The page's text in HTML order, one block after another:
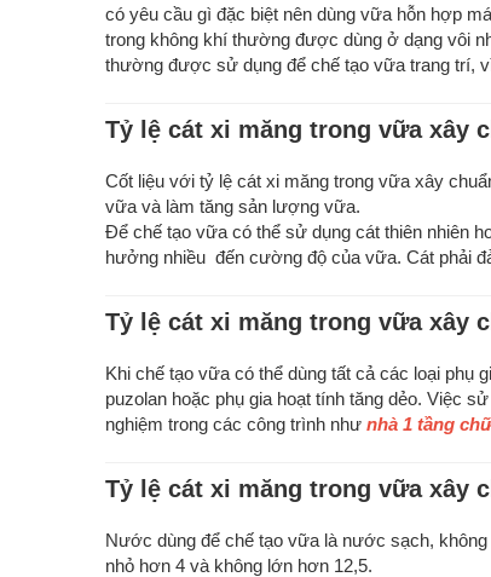
có yêu cầu gì đặc biệt nên dùng vữa hỗn hợp
trong không khí thường được dùng ở dạng vôi
thường được sử dụng để chế tạo vữa trang trí,
Tỷ lệ cát xi măng trong vữa xây
Cốt liệu với tỷ lệ cát xi măng trong vữa xây
vữa và làm tăng sản lượng vữa.
Để chế tạo vữa có thể sử dụng cát thiên nhiên
hưởng nhiều đến cường độ của vữa. Cát phải
Tỷ lệ cát xi măng trong vữa xây
Khi chế tạo vữa có thể dùng tất cả các loại phụ
puzolan hoặc phụ gia hoạt tính tăng dẻo. Việc
nghiệm trong các công trình như nhà 1 tầng
Tỷ lệ cát xi măng trong vữa xây
Nước dùng để chế tạo vữa là nước sạch,
nhỏ hơn 4 và không lớn hơn 12,5.